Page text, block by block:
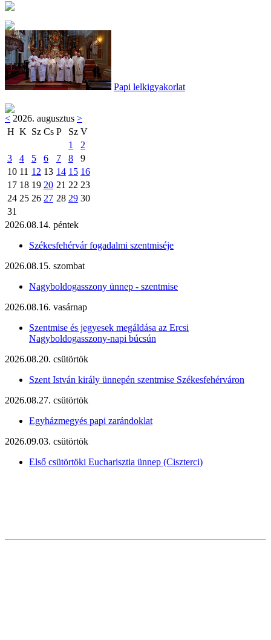
Papi lelkigyakorlat
< 2026. augusztus >
H K Sz Cs P Sz V
1
2
3
4 5 6 7 8
9
10 11 12 13 14 15 16
17 18 19 20 21 22 23
24 25 26 27 28 29 30
31
2026.08.14. péntek
Székesfehérvár fogadalmi szentmiséje
2026.08.15. szombat
Nagyboldogasszony ünnep - szentmise
2026.08.16. vasárnap
Szentmise és jegyesek megáldása az Ercsi
Nagyboldogasszony-napi búcsún
2026.08.20. csütörtök
Szent István király ünnepén szentmise Székesfehérváron
2026.08.27. csütörtök
Egyházmegyés papi zarándoklat
2026.09.03. csütörtök
Első csütörtöki Eucharisztia ünnep (Ciszterci)